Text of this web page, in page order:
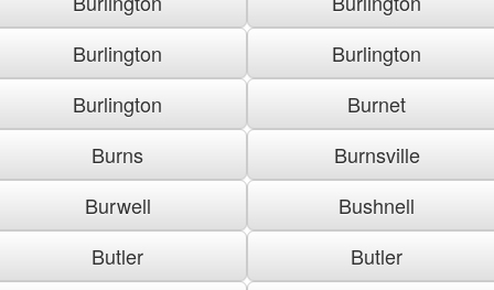
Burlington
Burlington
Burlington
Burnet
Burns
Burnsville
Burwell
Bushnell
Butler
Butler